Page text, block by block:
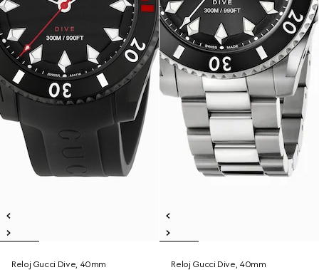
Reloj Gucci Dive, 40mm
Reloj Gucci Dive, 40mm